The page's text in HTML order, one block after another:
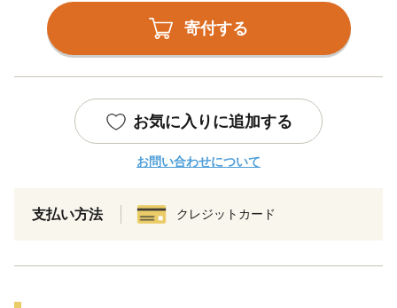
寄付する
お気に入りに追加する
お問い合わせについて
支払い方法 クレジットカード